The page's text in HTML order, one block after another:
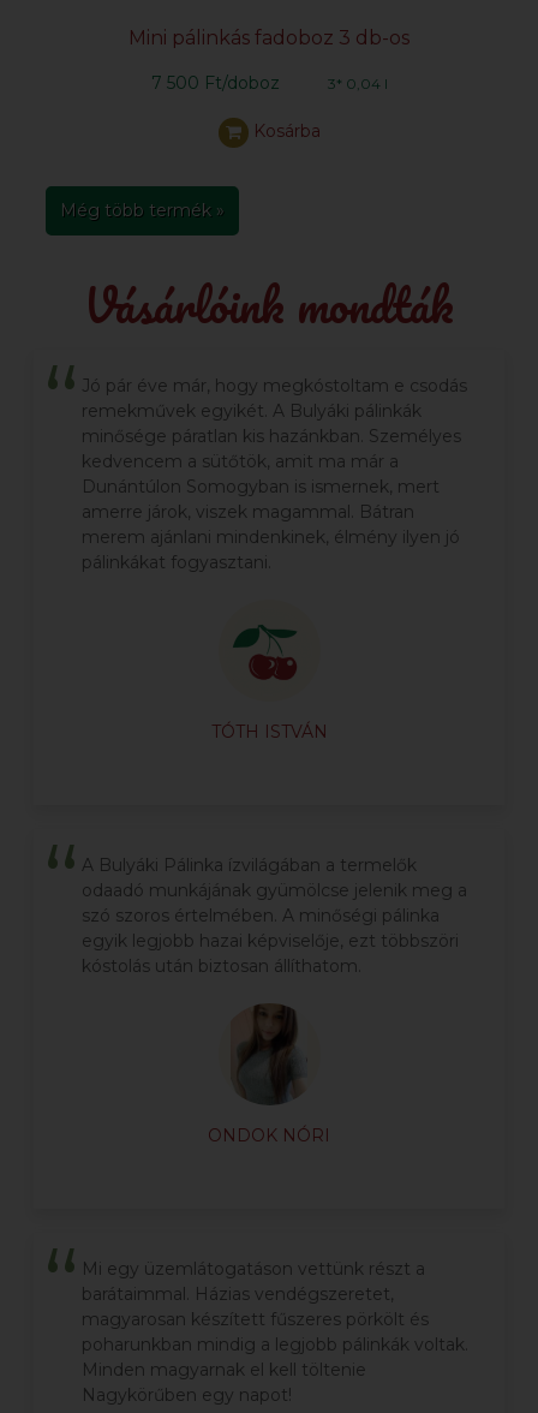
Mini pálinkás fadoboz 3 db-os
7 500 Ft/doboz 3* 0,04 l
Kosárba
Még több termék »
Vásárlóink mondták
Jó pár éve már, hogy megkóstoltam e csodás
remekművek egyikét. A Bulyáki pálinkák
minősége páratlan kis hazánkban. Személyes
kedvencem a sütőtök, amit ma már a
Dunántúlon Somogyban is ismernek, mert
amerre járok, viszek magammal. Bátran
merem ajánlani mindenkinek, élmény ilyen jó
pálinkákat fogyasztani.
TÓTH ISTVÁN
A Bulyáki Pálinka ízvilágában a termelők
odaadó munkájának gyümölcse jelenik meg a
szó szoros értelmében. A minőségi pálinka
egyik legjobb hazai képviselője, ezt többszöri
kóstolás után biztosan állíthatom.
ONDOK NÓRI
Mi egy üzemlátogatáson vettünk részt a
barátaimmal. Házias vendégszeretet,
magyarosan készített fűszeres pörkölt és
poharunkban mindig a legjobb pálinkák voltak.
Minden magyarnak el kell töltenie
Nagykörűben egy napot!